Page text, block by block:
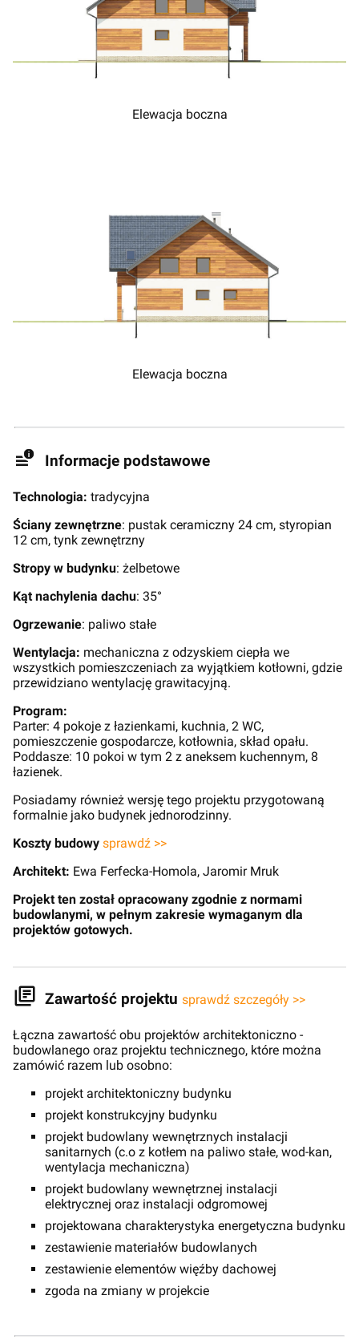
Elewacja boczna
Elewacja boczna
Informacje podstawowe
Technologia: tradycyjna
Ściany zewnętrzne: pustak ceramiczny 24 cm, styropian
12 cm, tynk zewnętrzny
Stropy w budynku: żelbetowe
Kąt nachylenia dachu: 35°
Ogrzewanie: paliwo stałe
Wentylacja: mechaniczna z odzyskiem ciepła we
wszystkich pomieszczeniach za wyjątkiem kotłowni, gdzie
przewidziano wentylację grawitacyjną.
Program:
Parter: 4 pokoje z łazienkami, kuchnia, 2 WC,
pomieszczenie gospodarcze, kotłownia, skład opału.
Poddasze: 10 pokoi w tym 2 z aneksem kuchennym, 8
łazienek.
Posiadamy również wersję tego projektu przygotowaną
formalnie jako budynek jednorodzinny.
Koszty budowy sprawdź >>
Architekt: Ewa Ferfecka-Homola, Jaromir Mruk
Projekt ten został opracowany zgodnie z normami
budowlanymi, w pełnym zakresie wymaganym dla
projektów gotowych.
Zawartość projektu sprawdź szczegóły >>
Łączna zawartość obu projektów architektoniczno -
budowlanego oraz projektu technicznego, które można
zamówić razem lub osobno:
projekt architektoniczny budynku
projekt konstrukcyjny budynku
projekt budowlany wewnętrznych instalacji
sanitarnych (c.o z kotłem na paliwo stałe, wod-kan,
wentylacja mechaniczna)
projekt budowlany wewnętrznej instalacji
elektrycznej oraz instalacji odgromowej
projektowana charakterystyka energetyczna budynku
zestawienie materiałów budowlanych
zestawienie elementów więźby dachowej
zgoda na zmiany w projekcie